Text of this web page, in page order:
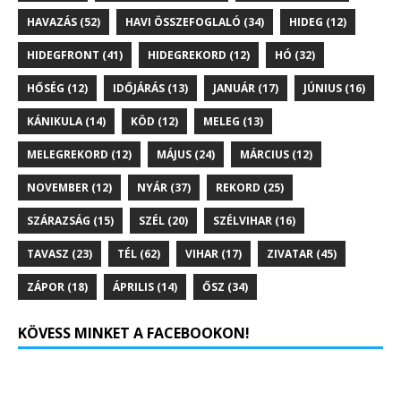
HAVAZÁS (52) HAVI ÖSSZEFOGLALÓ (34) HIDEG (12)
HIDEGFRONT (41) HIDEGREKORD (12) HÓ (32)
HŐSÉG (12) IDŐJÁRÁS (13) JANUÁR (17) JÚNIUS (16)
KÁNIKULA(14) KÖD (12) MELEG (13)
MELEGREKORD (12) MÁJUS (24) MÁRCIUS (12)
NOVEMBER (12) NYÁR (37) REKORD (25)
SZÁRAZSÁG (15) SZÉL (20) SZÉLVIHAR (16)
TAVASZ (23) TÉL (62) VIHAR (17) ZIVATAR (45)
ZÁPOR (18) ÁPRILIS (14) ŐSZ (34)
KÖVESS MINKET A FACEBOOKON!